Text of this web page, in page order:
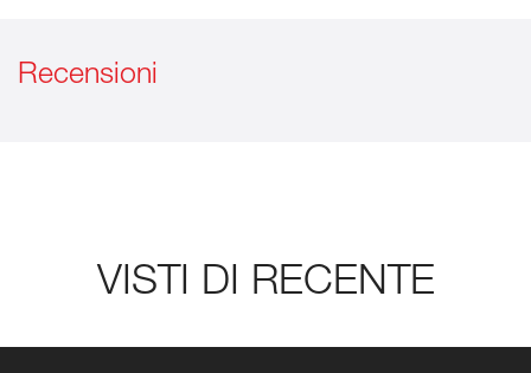
Recensioni
VISTI DI RECENTE